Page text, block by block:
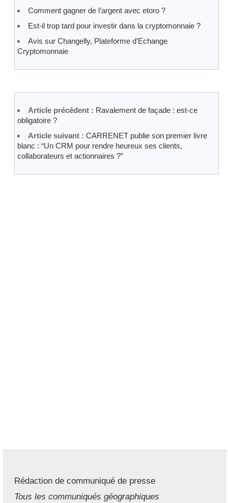
Comment gagner de l’argent avec etoro ?
Est-il trop tard pour investir dans la cryptomonnaie ?
Avis sur Changelly, Plateforme d’Echange
Cryptomonnaie
Article précédent : Ravalement de façade : est-ce
obligatoire ?
Article suivant : CARRENET publie son premier livre
blanc : “Un CRM pour rendre heureux ses clients,
collaborateurs et actionnaires ?”
Rédaction de communiqué de presse
Tous les communiqués géographiques